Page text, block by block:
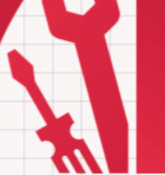
Wij verwerken daarom
verzameld. Wij stellen uw
van de website en de daarop
vervalt de geldigheid van alle
deze gegevens